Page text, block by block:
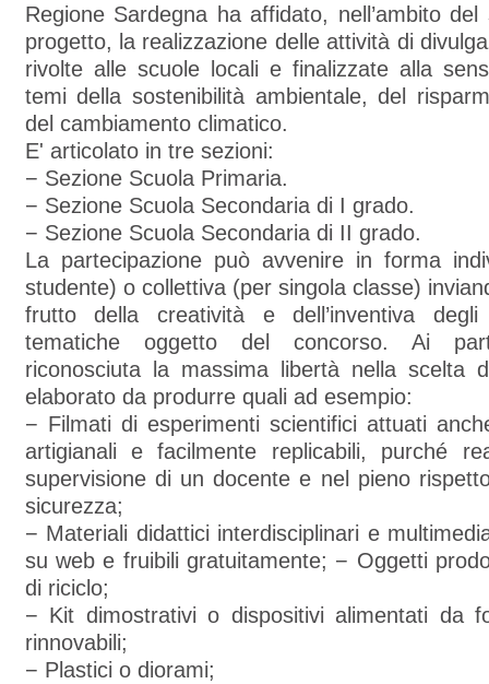
Regione Sardegna ha affidato, nell’ambito del
progetto, la realizzazione delle attività di
rivolte alle scuole locali e finalizzate alla
temi della sostenibilità ambientale, del
del cambiamento climatico.
E' articolato in tre sezioni:
− Sezione Scuola Primaria.
− Sezione Scuola Secondaria di I grado.
− Sezione Scuola Secondaria di II grado.
La partecipazione può avvenire in forma
studente) o collettiva (per singola classe)
frutto della creatività e dell’inventiva
tematiche oggetto del concorso. Ai
riconosciuta la massima libertà nella scelta
elaborato da produrre quali ad esempio:
− Filmati di esperimenti scientifici attuati
artigianali e facilmente replicabili, purché
supervisione di un docente e nel pieno
sicurezza;
− Materiali didattici interdisciplinari e
su web e fruibili gratuitamente; − Oggetti
di riciclo;
− Kit dimostrativi o dispositivi alimentati da
rinnovabili;
− Plastici o diorami;